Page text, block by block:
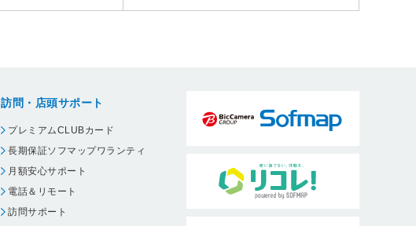
訪問・店頭サポート
プレミアムCLUBカード
長期保証ソフマップワランティ
月額安心サポート
電話＆リモート
訪問サポート